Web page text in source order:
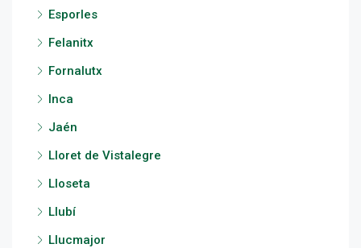
Esporles
Felanitx
Fornalutx
Inca
Jaén
Lloret de Vistalegre
Lloseta
Llubí
Llucmajor